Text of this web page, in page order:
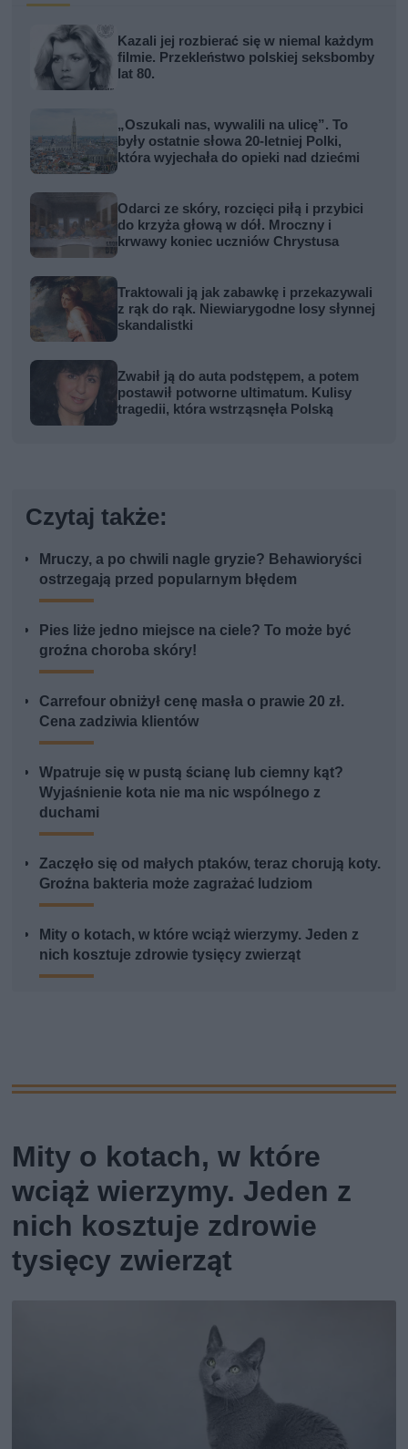
Kazali jej rozbierać się w niemal każdym
filmie. Przekleństwo polskiej seksbomby
lat 80.
„Oszukali nas, wywalili na ulicę”. To
były ostatnie słowa 20-letniej Polki,
która wyjechała do opieki nad dziećmi
Odarci ze skóry, rozcięci piłą i przybici
do krzyża głową w dół. Mroczny i
krwawy koniec uczniów Chrystusa
Traktowali ją jak zabawkę i przekazywali
z rąk do rąk. Niewiarygodne losy słynnej
skandalistki
Zwabił ją do auta podstępem, a potem
postawił potworne ultimatum. Kulisy
tragedii, która wstrząsnęła Polską
Czytaj także:
Mruczy, a po chwili nagle gryzie? Behawioryści
ostrzegają przed popularnym błędem
Pies liże jedno miejsce na ciele? To może być
groźna choroba skóry!
Carrefour obniżył cenę masła o prawie 20 zł.
Cena zadziwia klientów
Wpatruje się w pustą ścianę lub ciemny kąt?
Wyjaśnienie kota nie ma nic wspólnego z
duchami
Zaczęło się od małych ptaków, teraz chorują koty.
Groźna bakteria może zagrażać ludziom
Mity o kotach, w które wciąż wierzymy. Jeden z
nich kosztuje zdrowie tysięcy zwierząt
Mity o kotach, w które
wciąż wierzymy. Jeden z
nich kosztuje zdrowie
tysięcy zwierząt